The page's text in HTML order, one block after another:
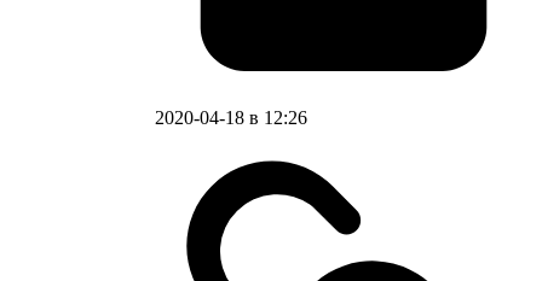
2020-04-18 в 12:26